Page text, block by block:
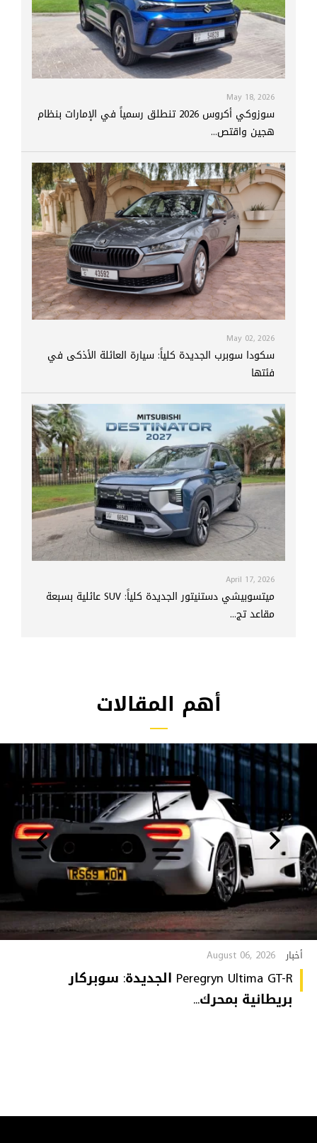
May 18, 2026
سوزوكي أكروس 2026 تنطلق رسمياً في الإمارات بنظام
هجين واقتص...
May 02, 2026
سكودا سوبرب الجديدة كلياً: سيارة العائلة الأذكى في
فئتها
April 17, 2026
ميتسوبيشي دستنيتور الجديدة كلياً: SUV عائلية بسبعة
مقاعد تج...
أهم المقالات
أخبار August 06, 2026
Peregryn Ultima GT-R الجديدة: سوبركار
بريطانية بمحرك...